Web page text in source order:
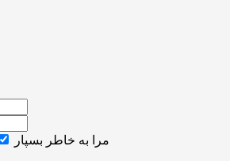
مرا به خاطر بسپار